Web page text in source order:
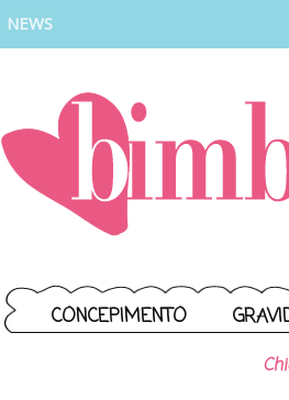
NEWS
CONCEPIMENTO